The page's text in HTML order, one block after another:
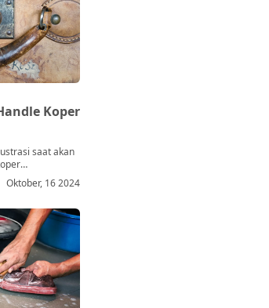
Koper
saat akan
atau terlihat
Oktober, 16 2024